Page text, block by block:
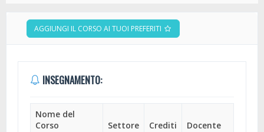
AGGIUNGI IL CORSO AI TUOI PREFERITI
INSEGNAMENTO:
Nome del
Corso
Settore Crediti
Docente